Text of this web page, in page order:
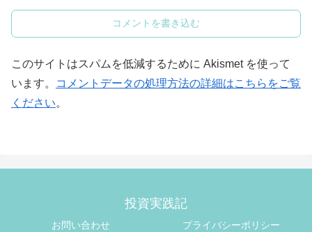
コメントを書き込む
このサイトはスパムを低減するために Akismet を使って
います。
コメントデータの処理方法の詳細はこちらをご覧
ください。
投資実践記
お問い合わせ プライバシーポリシー